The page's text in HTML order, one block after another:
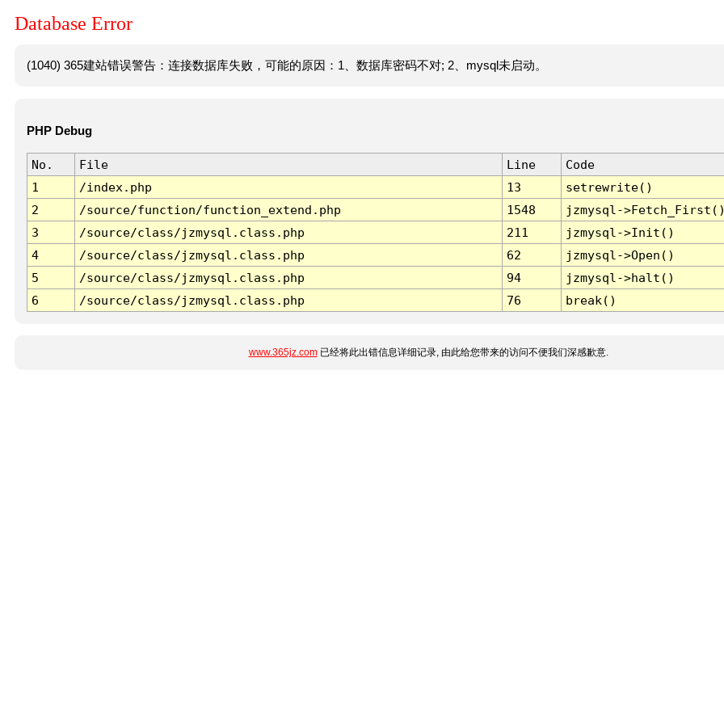
Database Error
(1040) 365建站错误警告：连接数据库失败，可能的原因：1、数据库密码不对; 2、mysql未启动。
PHP Debug
No. File Line
Code
1
/index.php 13
setrewrite()
2
/source/function/function_extend.php 1548
jzmysql-
3
/source/class/jzmysql.class.php 211
jzmysql->Init()
4
/source/class/jzmysql.class.php 62
jzmysql->Open()
5
/source/class/jzmysql.class.php 94
jzmysql->halt()
6
/source/class/jzmysql.class.php 76 break()
www.365jz.com已经将此出错信息详细记录, 由此给您带来的访问不便我们深感歉意.